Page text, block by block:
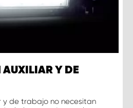
AUXILIAR Y DE
y de trabajo no necesitan